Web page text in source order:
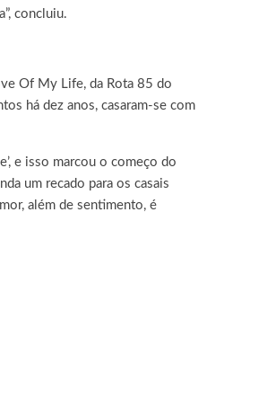
concluiu.
Of My Life, da Rota 85 do
há dez anos, casaram-se com
e isso marcou o começo do
um recado para os casais
além de sentimento, é